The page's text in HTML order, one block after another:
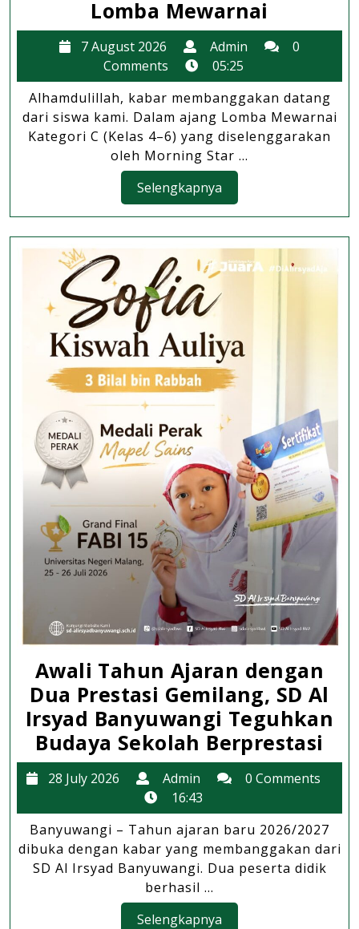
Lomba Mewarnai
Siswi
Kelas
IV
Juara
7 August 2026
7
August
2026
Admin Admin0
Comments
05:25
Alhamdulillah, kabar membanggakan datang
dari siswa kami. Dalam ajang Lomba Mewarnai
Kategori C (Kelas 4–6) yang diselenggarakan
oleh Morning Star ...
Selengkapnya
Awali Tahun Ajaran dengan
Dua Prestasi Gemilang, SD Al
Irsyad Banyuwangi Teguhkan
Budaya Sekolah Berprestasi
28 July 2026
28
July
2026
Admin Admin0 Comments
16:43
Banyuwangi – Tahun ajaran baru 2026/2027
dibuka dengan kabar yang membanggakan dari
SD Al Irsyad Banyuwangi. Dua peserta didik
berhasil ...
Selengkapnya